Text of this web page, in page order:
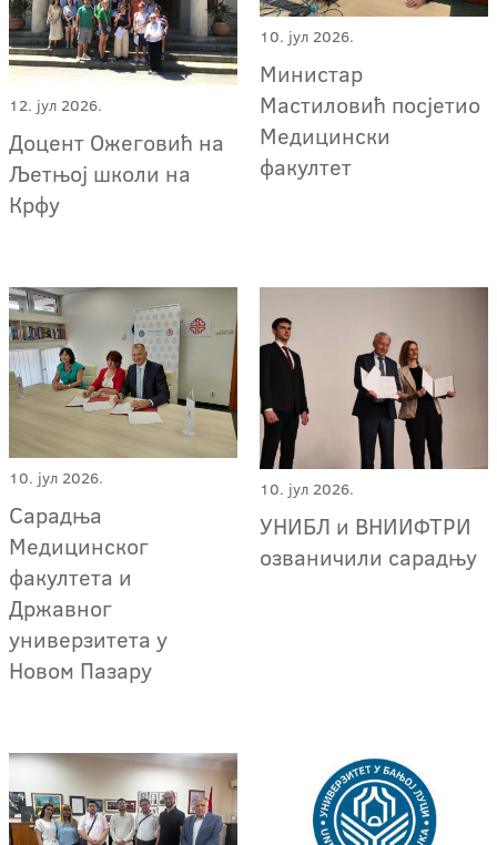
12. јул 2026.
Доцент Ожеговић на
Љетњој школи на
Крфу
10. јул 2026.
Министар
Мастиловић посјетио
Медицински
факултет
10. јул 2026.
Сарадња
Медицинског
факултета и
Државног
универзитета у
Новом Пазару
10. јул 2026.
УНИБЛ и ВНИИФТРИ
озваничили сарадњу